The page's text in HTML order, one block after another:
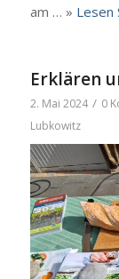
am … » Lesen
Erklären
2. Mai 2024 / 0
Lubkowitz